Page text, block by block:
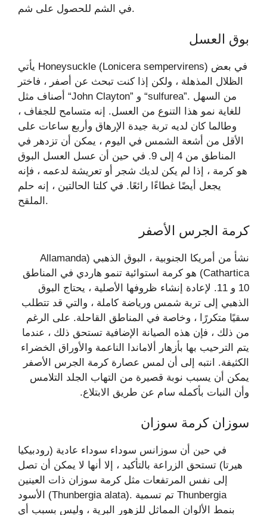
في الشم للحصول على شم.
بوق العسل
يأتي Honeysuckle (Lonicera sempervirens) في بعض
الظلال المذهلة ، ولكن إذا كنت تبحث عن أصفر ، فاختر
أصناف مثل “John Clayton” و “sulfurea”. من السهل
للغاية نمو هذا التنوع من العسل. إنه متسامح للجفاف ،
وطالما كان لديه تربة جيدة الإرهاق وأربع ساعات على
الأقل من أشعة الشمس في اليوم ، يمكن أن تزدهر في
المناطق من 4 إلى 9. في حين أن عسل العسل البوق
هو كرمة ، إذا لم يكن لديك شجر أو تعريشة لدعمه ، فإنه
يجعل أيضًا غطاءًا رائعًا. في كلتا الحالتين ، إنه حلم
الملقح.
كرمة الجرس الأصفر
نشأ من أمريكا الجنوبية ، البوق الذهبي (Allamanda
Cathartica) هو كرمة استوائية تنمو هاردي في المناطق
10 و 11. لإعادة إنشاء ظروفها الأصلية ، يحتاج البوق
الذهبي إلى تربة شمس ورياضة كاملة ، والتي قد تتطلب
سقيًا متكررًا ، وخاصة في المناطق القاحلة. على الرغم
من ذلك ، فإن هذه الصيانة الإضافية تستحق ذلك ، عندما
يتم الترحيب بها بأزهار ألاماندا الناعمة والأوراق الخضراء
الكثيفة. انتبه إلى أن لمس عصارة كرمة الجرس الأصفر
يمكن أن يسبب نوبة قصيرة من التهاب الجلد التلامس
وأن النبات بأكمله سام عن طريق الابتلاع.
سوزان كرمة سوزان
في حين أن سوزانس سوداء سوداء عادية (رودبيكيا
هيرتا) تستحق الزراعة بالتأكيد ، إلا أنها لا يمكن أن تصل
إلى نفس المرتفعات مثل كرمة سوزان ذات العينين
الأسود (Thunbergia alata). تم تسمية Thunbergia
بنمط الألوان المماثل للزهور البرية ، وليس بسبب أي